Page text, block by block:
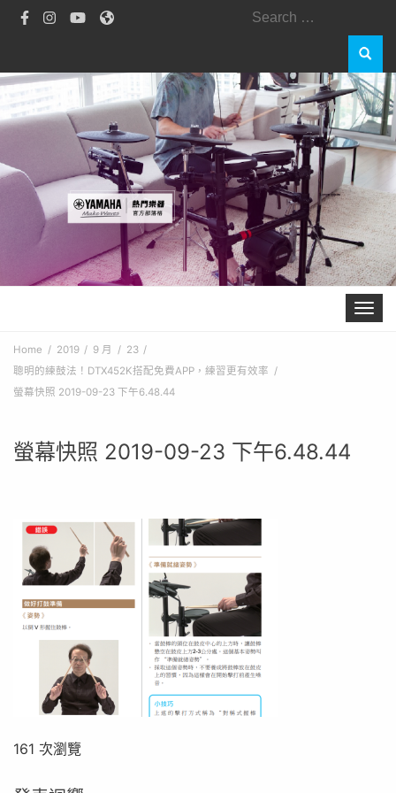
Search
Toggle
Home 2019 9 月
23
聰明的練鼓法！DTX452K搭配免費APP，練習更有效率
螢幕快照 2019-09-23 下午6.48.44
螢幕快照 2019-09-23 下午6.48.44
161 次瀏覽